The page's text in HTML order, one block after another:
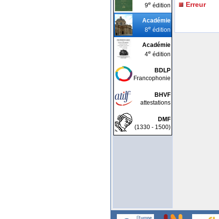
9e édition
Académie
8e édition
Académie
4e édition
BDLP
Francophonie
BHVF
attestations
DMF
(1330 - 1500)
Erreur